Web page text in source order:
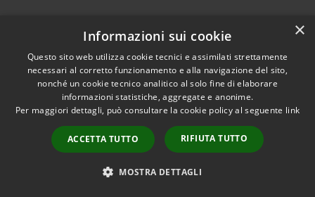
Educazione e formazione
Giustizia e sicurezza pubblica
Tributi,finanze e contravvenzioni
Ambiente
Salute, benessere e assistenza
×
Informazioni sui cookie
Questo sito web utilizza cookie tecnici e assimilati strettamente
necessari al corretto funzionamento e alla navigazione del sito,
nonché un cookie tecnico analitico al solo fine di elaborare
informazioni statistiche, aggregate e anonime.
Per maggiori dettagli, può consultare la cookie policy al seguente link
ACCETTA TUTTO RIFIUTA TUTTO
MOSTRA DETTAGLI